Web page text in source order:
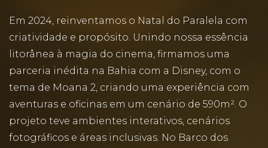
Em 2024, reinventamos o Natal do Paralela com
criatividade e propósito. Unindo nossa essência
litorânea à magia do cinema, firmamos uma
parceria inédita na Bahia com a Disney, com o
tema de Moana 2, criando uma experiência com
aventuras e oficinas em um cenário de 590m². O
projeto teve ambientes interativos, cenários
fotográficos e áreas inclusivas. No Barco dos